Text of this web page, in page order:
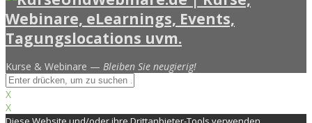
Kurse & Webinare — Bleiben Sie neugierig!
X
X